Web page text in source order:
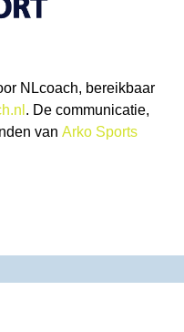
NLcoach, bereikbaar
. De communicatie,
van Arko Sports